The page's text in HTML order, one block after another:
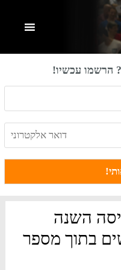
הרשמו עכשיו!
השנה
בתוך מספר